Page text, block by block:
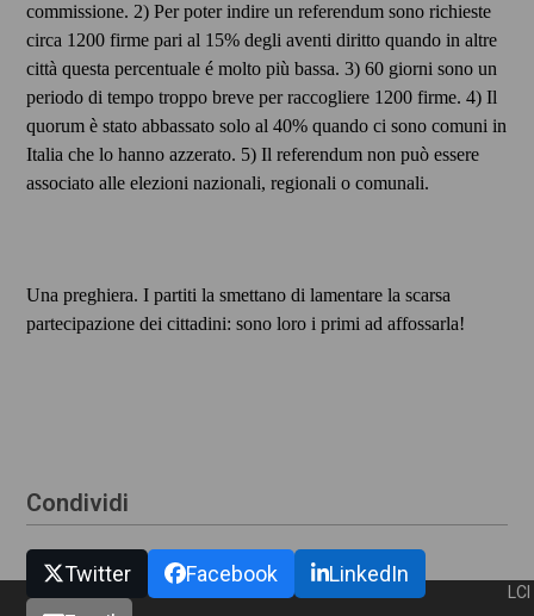
commissione. 2) Per poter indire un referendum sono richieste
circa 1200 firme pari al 15% degli aventi diritto quando in altre
città questa percentuale é molto più bassa. 3) 60 giorni sono un
periodo di tempo troppo breve per raccogliere 1200 firme. 4) Il
quorum è stato abbassato solo al 40% quando ci sono comuni in
Italia che lo hanno azzerato. 5) Il referendum non può essere
associato alle elezioni nazionali, regionali o comunali.
Una preghiera. I partiti la smettano di lamentare la scarsa
partecipazione dei cittadini: sono loro i primi ad affossarla!
Condividi
Twitter Facebook
LinkedIn
LCI